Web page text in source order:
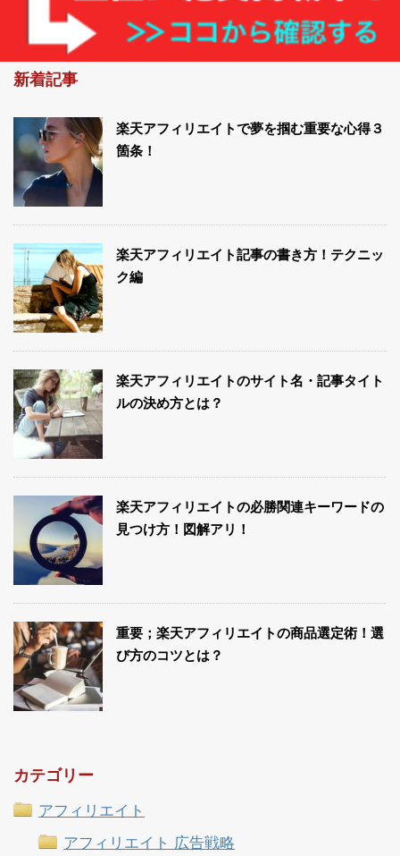
新着記事
楽天アフィリエイトで夢を掴む重要な心得３
箇条！
楽天アフィリエイト記事の書き方！テクニッ
ク編
楽天アフィリエイトのサイト名・記事タイト
ルの決め方とは？
楽天アフィリエイトの必勝関連キーワードの
見つけ方！図解アリ！
重要；楽天アフィリエイトの商品選定術！選
び方のコツとは？
カテゴリー
アフィリエイト
アフィリエイト 広告戦略